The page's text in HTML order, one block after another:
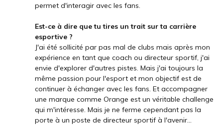
permet d'interagir avec les fans.
Est-ce à dire que tu tires un trait sur ta carrière
esportive ?
J'ai été sollicité par pas mal de clubs mais après mon
expérience en tant que coach ou directeur sportif, j'ai
envie d'explorer d'autres pistes. Mais j'ai toujours la
même passion pour l'esport et mon objectif est de
continuer à échanger avec les fans. Et accompagner
une marque comme Orange est un véritable challenge
qui m'intéresse. Mais je ne ferme cependant pas la
porte à un poste de directeur sportif à l'avenir...